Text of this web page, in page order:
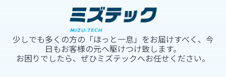
少しでも多くの方の「ほっと一息」をお届けすべく、今
日もお客様の元へ駆けつけ致します。
お困りでしたら、ぜひミズテックへお任せください。